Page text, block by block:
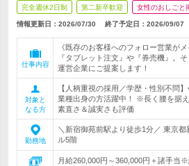
完全週休2日制 第二新卒歓迎 女性のおしごと
情報更新日：2026/07/30 終了予定日： 2026/09/07
仕事内容
《既存のお客様へのフォロー営業が
『タブレット注文』や『券売機』。
運営企業にご提案します！
対象と
なる方
【人柄重視の採用／学歴・性別不
業種出身の方活躍中！ ※長く腰を据
素直さ＆誠実さも評価
勤務地
＼新宿御苑前駅より徒歩1分／ 東京
ル5階
月給260,000円～360,000円＋諸手当